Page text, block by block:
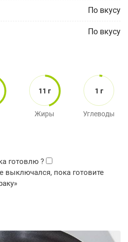
По вкусу
По вкусу
11 г
Жиры
1 г
Углеводы